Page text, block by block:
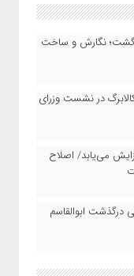
نگارش و ساخت
در نشست وزرای
می‌یابد/ اصلاح
درگذشت ابوالقاسم